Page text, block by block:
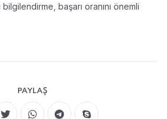
başarı oranını önemli
PAYLAŞ